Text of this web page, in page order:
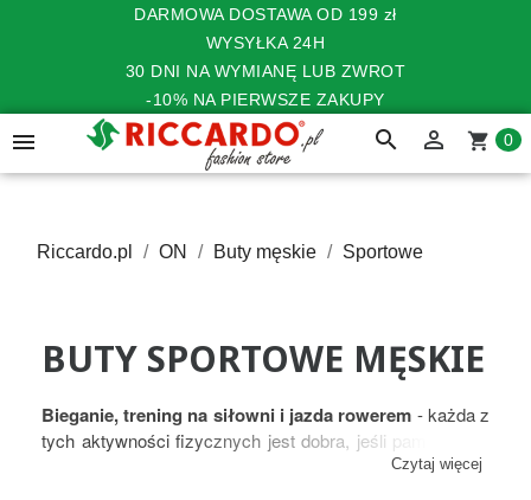
DARMOWA DOSTAWA OD 199 zł
WYSYŁKA 24H
30 DNI NA WYMIANĘ LUB ZWROT
-10% NA PIERWSZE ZAKUPY
 search  shopping_cart 0
Riccardo.pl ON Buty męskie Sportowe
BUTY SPORTOWE MĘSKIE
Bieganie, trening na siłowni i jazda rowerem - każda z
tych aktywności fizycznych jest dobra, jeśli pamiętasz o
odpowiednich butach sportowych męskich. Wybór
Czytaj więcej